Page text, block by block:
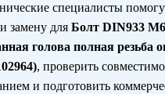
специалисты
замену для Болт DIN933
голова полная резьба
, проверить
и подготовить